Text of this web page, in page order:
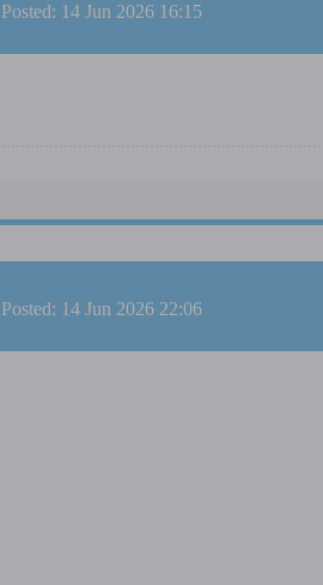
Posted: 14 Jun 2026 16:15
Posted: 14 Jun 2026 22:06